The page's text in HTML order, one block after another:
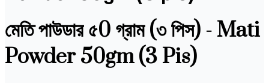
মেতি পাউডার ৫0 গ্রাম (৩ পিস) - Mati
Powder 50gm (3 Pis)